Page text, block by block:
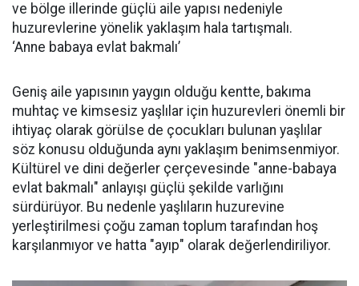
ve bölge illerinde güçlü aile yapısı nedeniyle
huzurevlerine yönelik yaklaşım hala tartışmalı.
‘Anne babaya evlat bakmalı’
Geniş aile yapısının yaygın olduğu kentte, bakıma
muhtaç ve kimsesiz yaşlılar için huzurevleri önemli bir
ihtiyaç olarak görülse de çocukları bulunan yaşlılar
söz konusu olduğunda aynı yaklaşım benimsenmiyor.
Kültürel ve dini değerler çerçevesinde "anne-babaya
evlat bakmalı" anlayışı güçlü şekilde varlığını
sürdürüyor. Bu nedenle yaşlıların huzurevine
yerleştirilmesi çoğu zaman toplum tarafından hoş
karşılanmıyor ve hatta "ayıp" olarak değerlendiriliyor.